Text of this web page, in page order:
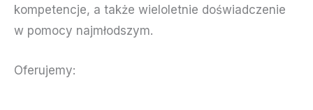
kompetencje, a także wieloletnie doświadczenie
w pomocy najmłodszym.
Oferujemy: